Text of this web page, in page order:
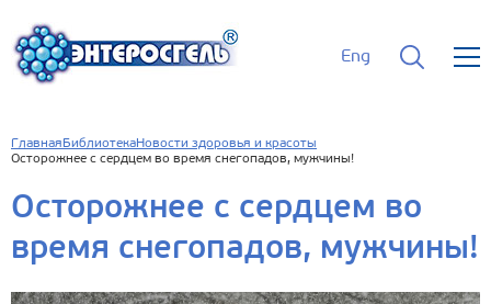
Eng
Главная БиблиотекаНовости здоровья и красоты
Осторожнее с сердцем во время снегопадов, мужчины!
Осторожнее с сердцем во
время снегопадов, мужчины!